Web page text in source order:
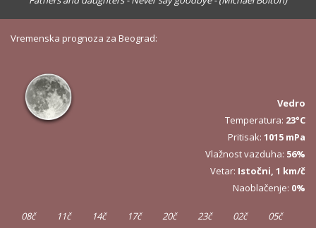
Vremenska prognoza za Beograd:
Vedro
Temperatura: 23°C
Pritisak: 1015 mPa
Vlažnost vazduha: 56%
Vetar: Istočni, 1 km/č
Naoblačenje: 0%
08č 11č 14č 17č 20č 23č 02č 05č